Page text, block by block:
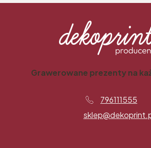
Grawerowane prezenty na
796111555